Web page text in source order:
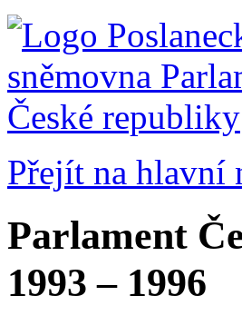
Přejít na hlavní
Parlament
1993 – 1996